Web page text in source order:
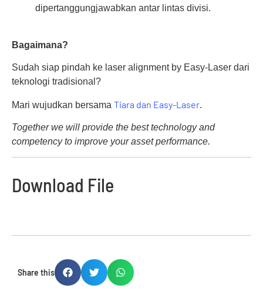
dipertanggungjawabkan antar lintas divisi.
Bagaimana?
Sudah siap pindah ke laser alignment by Easy-Laser dari
teknologi tradisional?
Mari wujudkan bersama Tiara dan Easy-Laser.
Together we will provide the best technology and
competency to improve your asset performance.
Download File
Share this